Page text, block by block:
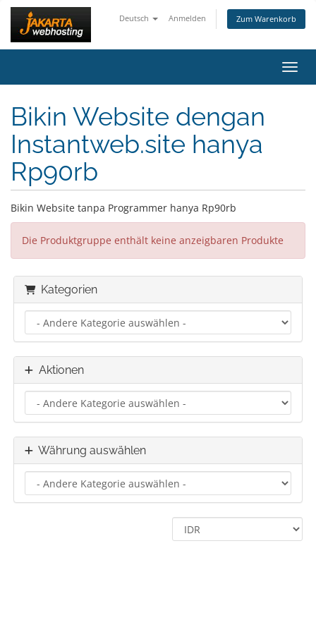
Deutsch Anmelden Zum Warenkorb
Bikin Website dengan
Instantweb.site hanya
Rp90rb
Bikin Website tanpa Programmer hanya Rp90rb
Die Produktgruppe enthält keine anzeigbaren Produkte
Kategorien
Aktionen
Währung auswählen